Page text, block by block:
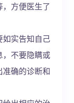
方便医生了
如实告知自己
，不要隐瞒或
确的诊断和